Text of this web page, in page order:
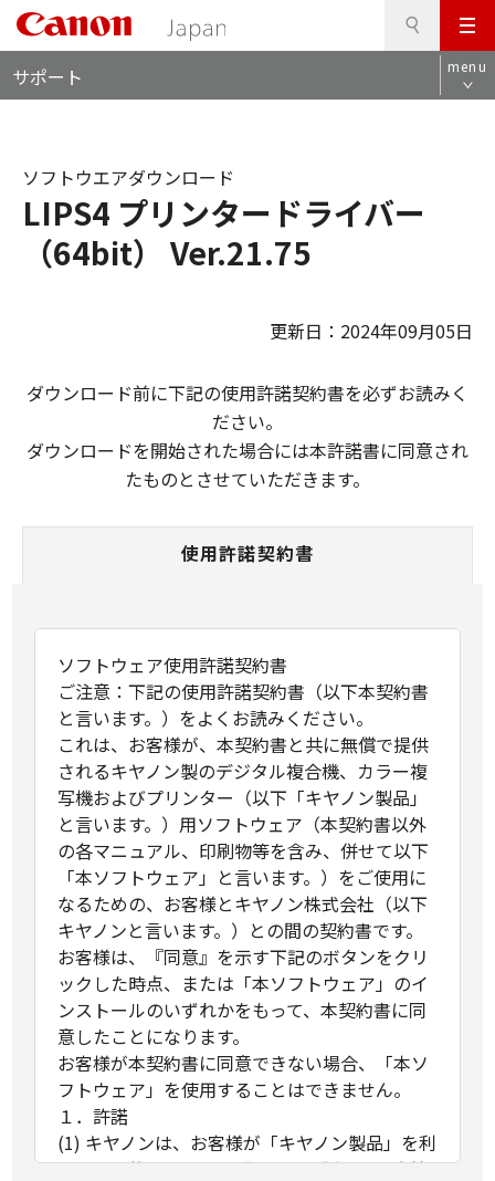
メ
ニ
ュ
サポート menu
LIPS4 プリンタードライバー
（64bit） Ver.21.75
ソフトウエアダウンロード
更新日：2024年09月05日
ダウンロード前に下記の使用許諾契約書を必ずお読みく
ださい。
ダウンロードを開始された場合には本許諾書に同意され
たものとさせていただきます。
使用許諾契約書
ソフトウェア使用許諾契約書
ご注意：下記の使用許諾契約書（以下本契約書
と言います。）をよくお読みください。
これは、お客様が、本契約書と共に無償で提供
されるキヤノン製のデジタル複合機、カラー複
写機およびプリンター（以下「キヤノン製品」
と言います。）用ソフトウェア（本契約書以外
の各マニュアル、印刷物等を含み、併せて以下
「本ソフトウェア」と言います。）をご使用に
なるための、お客様とキヤノン株式会社（以下
キヤノンと言います。）との間の契約書です。
お客様は、『同意』を示す下記のボタンをクリ
ックした時点、または「本ソフトウェア」のイ
ンストールのいずれかをもって、本契約書に同
意したことになります。
お客様が本契約書に同意できない場合、「本ソ
フトウェア」を使用することはできません。
１．許諾
(1) キヤノンは、お客様が「キヤノン製品」を利
用する目的のために、「キヤノン製品」に直接